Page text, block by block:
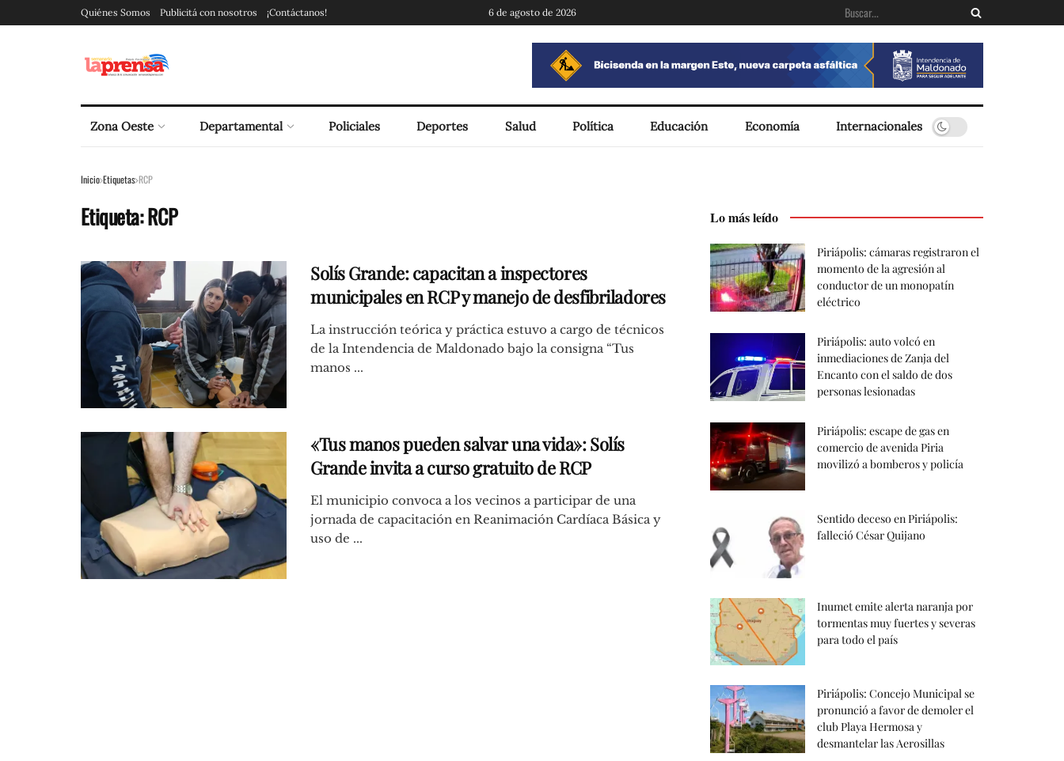
Quiénes Somos Publicitá con nosotros ¡Contáctanos! 6 de agosto de 2026
Zona Oeste Departamental Policiales Deportes Salud Política Educación Economía Internacionales
Inicio Etiquetas RCP
Etiqueta:RCP
Solís Grande: capacitan a inspectores
municipales en RCP y manejo de desfibriladores
La instrucción teórica y práctica estuvo a cargo de técnicos
de la Intendencia de Maldonado bajo la consigna “Tus
manos ...
«Tus manos pueden salvar una vida»: Solís
Grande invita a curso gratuito de RCP
El municipio convoca a los vecinos a participar de una
jornada de capacitación en Reanimación Cardíaca Básica y
uso de ...
Lo más leído
Piriápolis: cámaras registraron el
momento de la agresión al
conductor de un monopatín
eléctrico
Piriápolis: auto volcó en
inmediaciones de Zanja del
Encanto con el saldo de dos
personas lesionadas
Piriápolis: escape de gas en
comercio de avenida Piria
movilizó a bomberos y policía
Sentido deceso en Piriápolis:
falleció César Quijano
Inumet emite alerta naranja por
tormentas muy fuertes y severas
para todo el país
Piriápolis: Concejo Municipal se
pronunció a favor de demoler el
club Playa Hermosa y
desmantelar las Aerosillas